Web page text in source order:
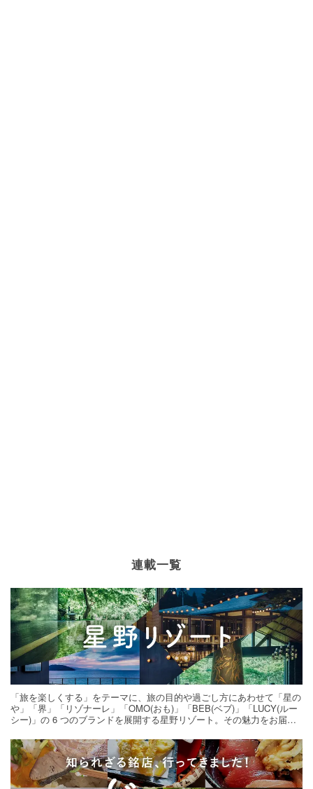
連載一覧
「旅を楽しくする」をテーマに、旅の目的や過ごし方にあわせて「星の
や」「界」「リゾナーレ」「OMO(おも)」「BEB(ベブ)」「LUCY(ルー
シー)」の 6 つのブランドを展開する星野リゾート。その魅力をお届け